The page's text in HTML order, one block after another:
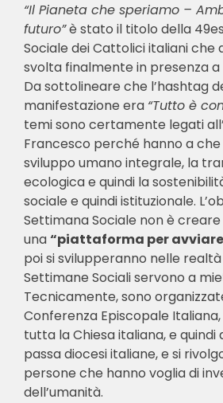
“Il Pianeta che speriamo –
futuro”è stato il titolo della
Sociale dei Cattolici italiani che
svolta finalmente in presenza a
Da sottolineare che l’hashtag
manifestazione era “Tutto è
temi sono certamente legati
Francesco perché hanno a
sviluppo umano integrale, la
ecologica e quindi la
sociale e quindi istituzionale.
Settimana Sociale non è
una“piattaforma per
poi si svilupperanno nelle realtà
Settimane Sociali servono a
Tecnicamente, sono
Conferenza Episcopale
tutta la Chiesa italiana, e quindi
passa diocesi italiane, e si
persone che hanno voglia di
dell’umanità.